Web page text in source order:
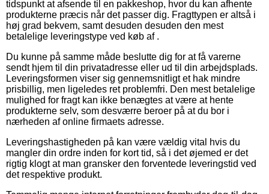
tidspunkt at afsende til en pakkeshop, hvor du kan afhente
produkterne præcis når det passer dig. Fragttypen er altså i
høj grad bekvem, samt desuden desuden den mest
betalelige leveringstype ved køb af .
Du kunne på samme måde beslutte dig for at få varerne
sendt hjem til din privatadresse eller ud til din arbejdsplads.
Leveringsformen viser sig gennemsnitligt et hak mindre
prisbillig, men ligeledes ret problemfri. Den mest betalelige
mulighed for fragt kan ikke benægtes at være at hente
produkterne selv, som desværre beroer på at du bor i
nærheden af online firmaets adresse.
Leveringshastigheden på kan være vældig vital hvis du
mangler din ordre inden for kort tid, så i det øjemed er det
rigtig klogt at man gransker den forventede leveringstid ved
det respektive produkt.